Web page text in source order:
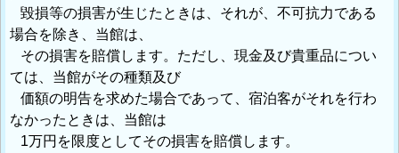
毀損等の損害が生じたときは、それが、不可抗力である
場合を除き、当館は、
その損害を賠償します。ただし、現金及び貴重品につい
ては、当館がその種類及び
価額の明告を求めた場合であって、宿泊客がそれを行わ
なかったときは、当館は
1万円を限度としてその損害を賠償します。